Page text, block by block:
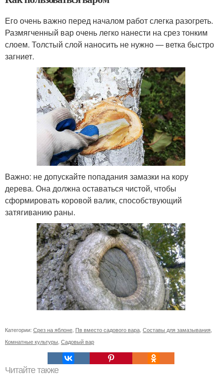
Его очень важно перед началом работ слегка разогреть.
Размягченный вар очень легко нанести на срез тонким
слоем. Толстый слой наносить не нужно — ветка быстро
загниет.
Важно: не допускайте попадания замазки на кору
дерева. Она должна оставаться чистой, чтобы
сформировать коровой валик, способствующий
затягиванию раны.
Категории: Срез на яблоне Пв вместо садового вара Составы для замазывания
Комнатные культуры Садовый вар
Читайте также